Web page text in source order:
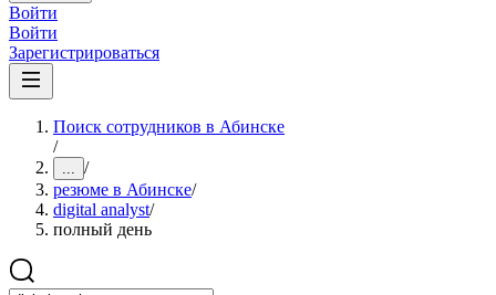
Войти
Войти
Зарегистрироваться
Поиск сотрудников в Абинске
/
... /
резюме в Абинске/
digital analyst/
полный день